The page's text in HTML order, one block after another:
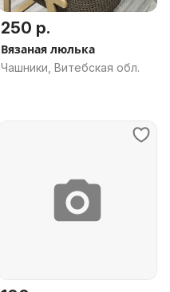
250 р.
Вязаная люлька
Чашники, Витебская обл.